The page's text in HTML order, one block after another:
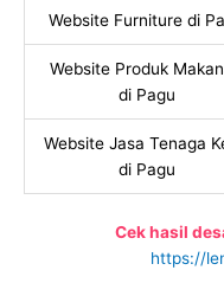
Website Furniture di
Website Produk
di Pagu
Website Jasa Tenaga
di Pagu
Cek hasil
https://